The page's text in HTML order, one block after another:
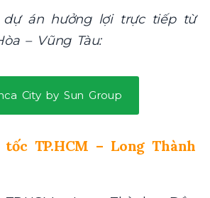
dự án hưởng lợi trực tiếp từ
– Vũng Tàu:
City by Sun Group
TP.HCM – Long Thành